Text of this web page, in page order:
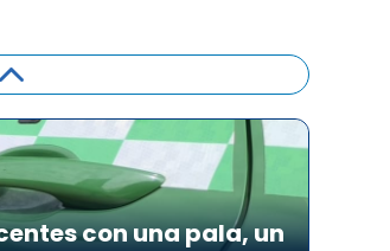
con una pala, un